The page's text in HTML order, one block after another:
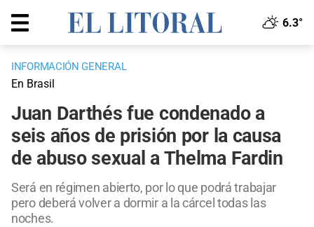
6.3°
INFORMACIÓN GENERAL
En Brasil
Juan Darthés fue condenado a
seis años de prisión por la causa
de abuso sexual a Thelma Fardin
Será en régimen abierto, por lo que podrá trabajar
pero deberá volver a dormir a la cárcel todas las
noches.